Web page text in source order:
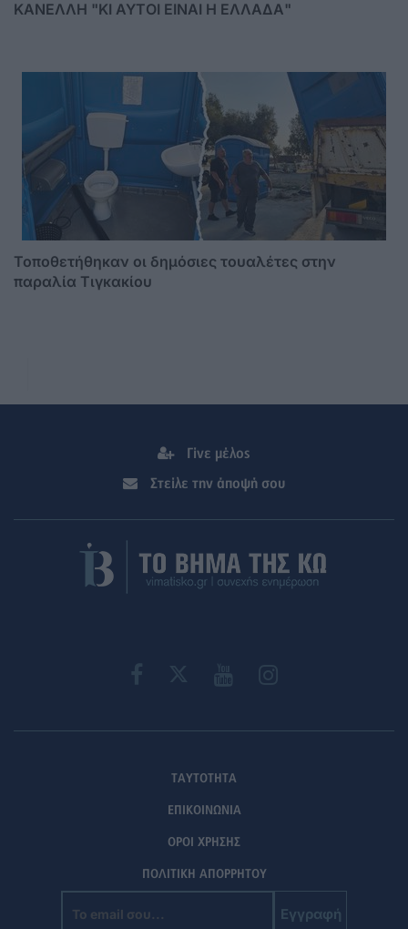
ΚΑΝΕΛΛΗ "ΚΙ ΑΥΤΟΙ ΕΙΝΑΙ Η ΕΛΛΑΔΑ"
Τοποθετήθηκαν οι δημόσιες τουαλέτες στην
παραλία Τιγκακίου
Γίνε μέλος
Στείλε την άποψή σου
ΤΑΥΤΟΤΗΤΑ
ΕΠΙΚΟΙΝΩΝΙΑ
ΟΡΟΙ ΧΡΗΣΗΣ
ΠΟΛΙΤΙΚΗ ΑΠΟΡΡΗΤΟΥ
Εγγραφή